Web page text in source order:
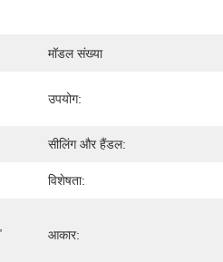
मॉडल संख्या
उपयोग:
सीलिंग और हैंडल:
विशेषता:
आकार: